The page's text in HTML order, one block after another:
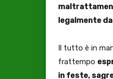
legalmente
Il tutto è in
frattempo
in feste,